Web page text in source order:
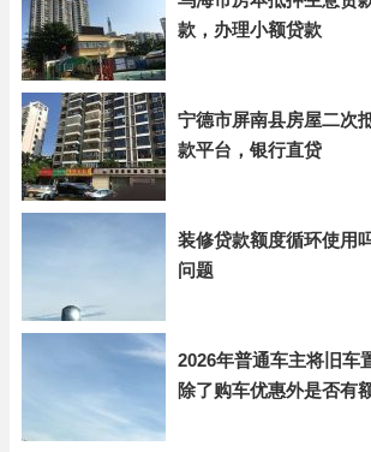
款，办理小额贷款
宁德市屏南县房屋二次
款平台，银行直贷
装修贷款额度循环使用
问题
2026年普通车主将旧车
除了购车优惠外是否有